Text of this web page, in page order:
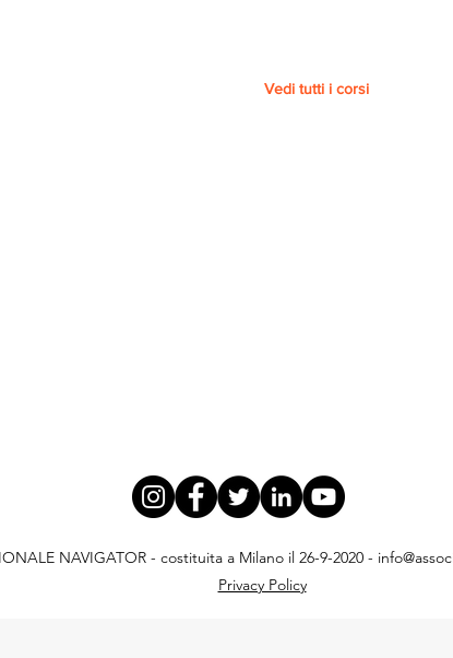
Vedi tutti i corsi
NAVIGATOR - costituita a Milano il 26-9-2020 -
Privacy Policy